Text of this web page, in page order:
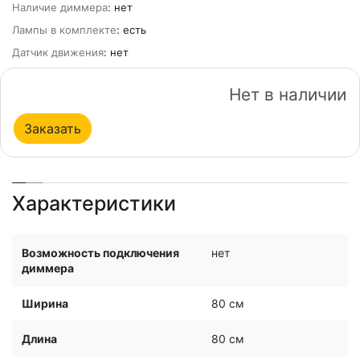
Наличие диммера: нет
Лампы в комплекте: есть
Датчик движения: нет
Нет в наличии
Заказать
Характеристики
Возможность подключения
диммера
нет
Ширина 80 см
Длина 80 см